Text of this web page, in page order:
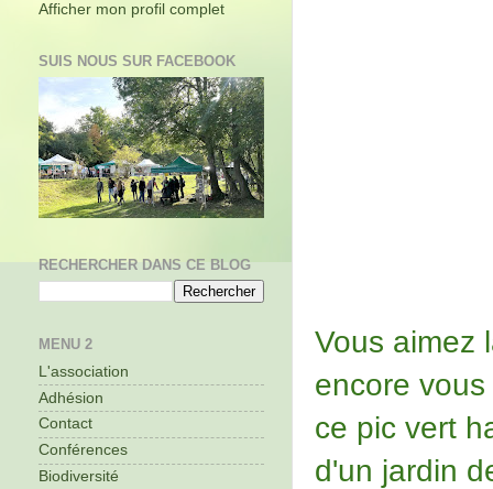
Vous aimez
encore
ce pic vert
d'un jardin
Afficher mon profil complet
SUIS NOUS SUR FACEBOOK
RECHERCHER DANS CE BLOG
MENU 2
L'association
Adhésion
Contact
Conférences
Biodiversité